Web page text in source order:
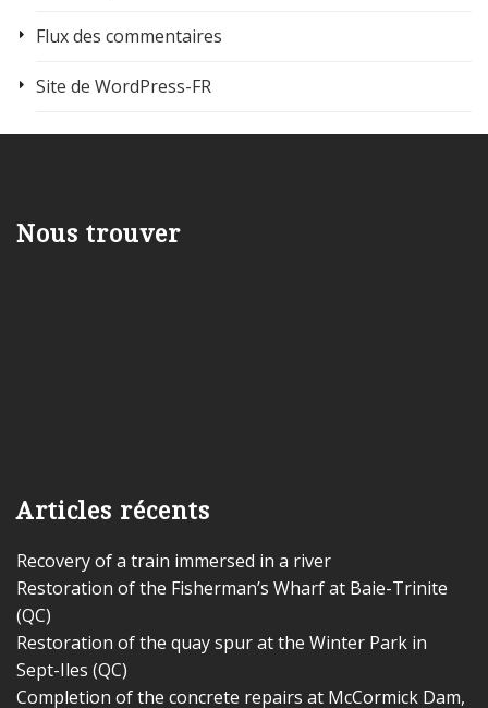
Flux des commentaires
Site de WordPress-FR
Nous trouver
Articles récents
Recovery of a train immersed in a river
Restoration of the Fisherman’s Wharf at Baie-Trinite
(QC)
Restoration of the quay spur at the Winter Park in
Sept-Iles (QC)
Completion of the concrete repairs at McCormick Dam,